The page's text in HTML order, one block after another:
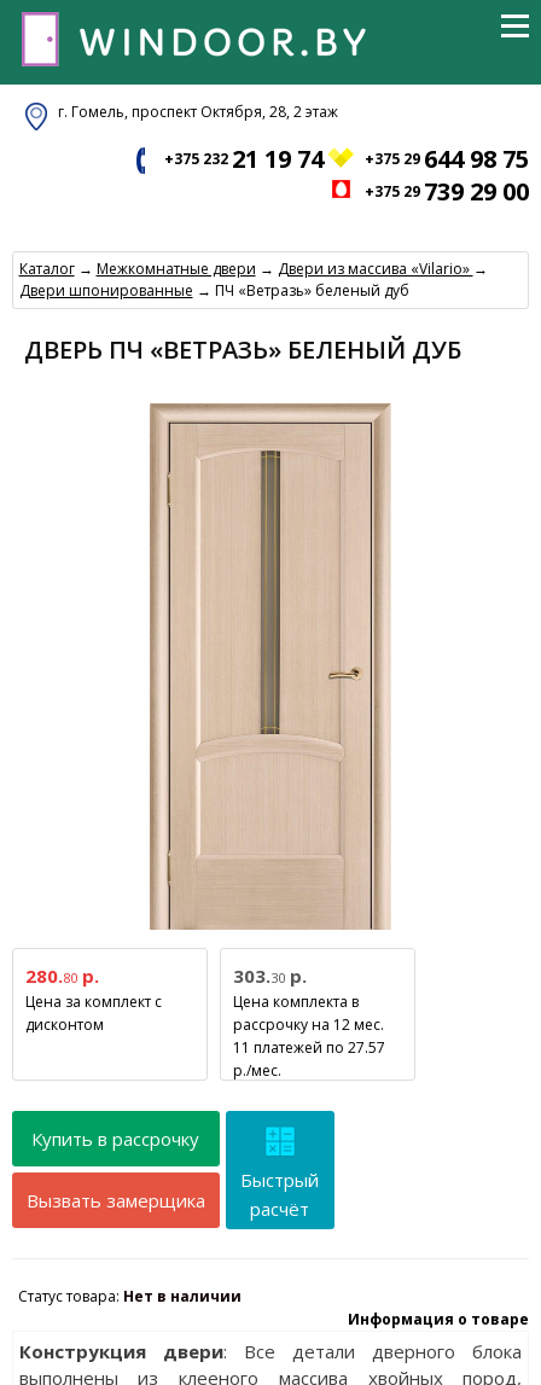
г. Гомель, проспект Октября, 28, 2 этаж
+375 232 21 19 74 +375 29 644 98 75
+375 29 739 29 00
Каталог→ Межкомнатные двери → Двери из массива «Vilario» →
Двери шпонированные → ПЧ «Ветразь» беленый дуб
ДВЕРЬ ПЧ «ВЕТРАЗЬ» БЕЛЕНЫЙ ДУБ
280.80р.
Цена за комплект с
дисконтом
303.30р.
Цена комплекта в
рассрочку на 12 мес.
11 платежей по 27.57
р./мес.
Купить в рассрочку
Вызвать замерщика
Быстрый
расчёт
Статус товара: Нет в наличии
Информация о товаре
Конструкция двери: Все детали дверного блока
выполнены из клееного массива хвойных пород,